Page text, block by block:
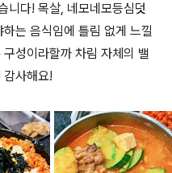
니다! 목살, 네모네모등심덧
는 음식임에 틀림 없게 느낄
성이라할까 차림 자체의 밸
감사해요!